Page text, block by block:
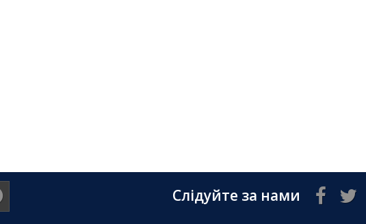
Слідуйте за нами